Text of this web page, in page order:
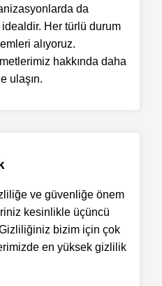
da
Her türlü durum
alıyoruz.
hakkında daha
ulaşın.
ve güvenliğe önem
kesinlikle üçüncü
bizim için çok
en yüksek gizlilik